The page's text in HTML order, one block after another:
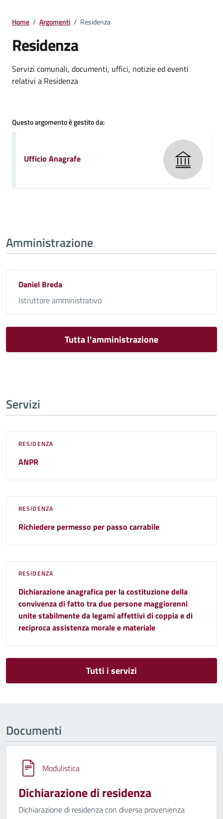
Home / Argomenti / Residenza
Residenza
Dettagli della notizia
Servizi comunali, documenti, uffici, notizie ed eventi
relativi a Residenza
Questo argomento è gestito da:
Ufficio Anagrafe
Amministrazione
Daniel Breda
Istruttore amministrativo
Tutta l’amministrazione
Servizi
RESIDENZA
ANPR
RESIDENZA
Richiedere permesso per passo carrabile
RESIDENZA
Dichiarazione anagrafica per la costituzione della
convivenza di fatto tra due persone maggiorenni
unite stabilmente da legami affettivi di coppia e di
reciproca assistenza morale e materiale
Tutti i servizi
Documenti
Modulistica
Dichiarazione di residenza
Dichiarazione di residenza con diversa provenienza